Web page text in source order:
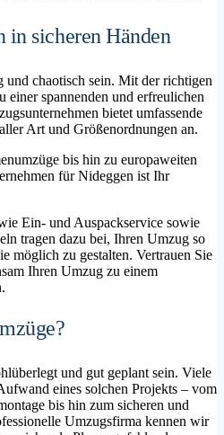
in sicheren Händen
und chaotisch sein. Mit der richtigen
einer spannenden und erfreulichen
bietet umfassende
Art und Größenordnungen an.
bis hin zu europaweiten
für Nideggen ist Ihr
Ein- und Auspackservice sowie
tragen dazu bei, Ihren Umzug so
möglich zu gestalten. Vertrauen Sie
Ihren Umzug zu einem
und gut geplant sein. Viele
eines solchen Projekts – vom
bis hin zum sicheren und
Umzugsfirma kennen wir